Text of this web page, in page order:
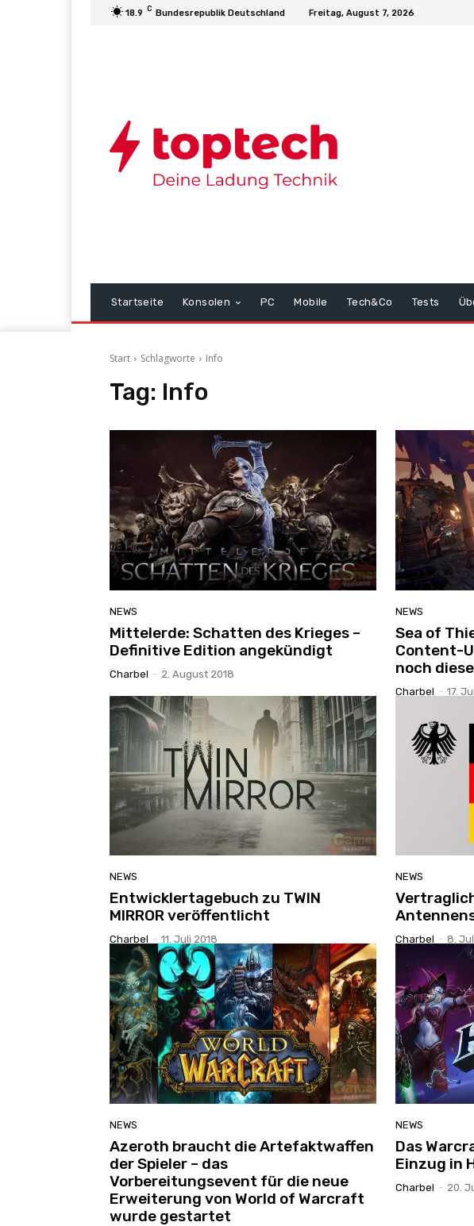
18.9 C Bundesrepublik Deutschland Freitag, August 7, 2026
Startseite Konsolen PC Mobile Tech&Co Tests
Start Schlagworte Info
Tag: Info
NEWS
Mittelerde: Schatten des Krieges –
Definitive Edition angekündigt
Charbel - 2. August 2018
NEWS
Sea of
Content-
noch
Charbel - 17.
NEWS
Entwicklertagebuch zu TWIN
MIRROR veröffentlicht
Charbel - 11. Juli 2018
NEWS
Charbel - 8.
NEWS
Azeroth braucht die Artefaktwaffen
der Spieler – das
Vorbereitungsevent für die neue
Erweiterung von World of Warcraft
wurde gestartet
NEWS
Das
Einzug in
Charbel - 20.